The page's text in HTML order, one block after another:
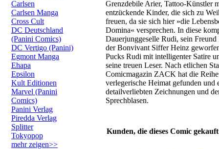
Carlsen
Carlsen Manga
Cross Cult
DC Deutschland
(Panini Comics)
DC Vertigo (Panini)
Egmont Manga
Ehapa
Epsilon
Kult Editionen
Marvel (Panini
Comics)
Panini Verlag
Piredda Verlag
Splitter
Tokyopop
mehr zeigen>>
Grenzdebile Arier, Tattoo-Künstler
entzückende Kinder, die sich zu
freuen, da sie sich hier »die
Domina« versprechen. In diese
Dauerjunggeselle Rudi, sein
der Bonvivant Siffer Heinz
Pucks Rudi mit intelligenter Satire
seine treuen Leser. Nach etlichen
Comicmagazin ZACK hat die
verlegerische Heimat gefunden und
detailverliebten Zeichnungen und
Sprechblasen.
Kunden, die dieses Comic